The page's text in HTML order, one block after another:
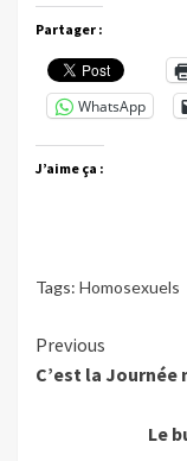
Partager :
WhatsApp
J’aime ça :
Tags: Homosexuels
Continue
Reading
Previous
C’est la
Le